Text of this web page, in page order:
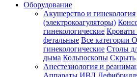
Оборудование
Акушерство и гинекология
(электрокоагуляторы)
гинекологические Кровати
фетальные Все категории
гинекологические Столы
дыма Кольпоскопы Скрыть
Анестезиология и
Аппараты ИВЛ